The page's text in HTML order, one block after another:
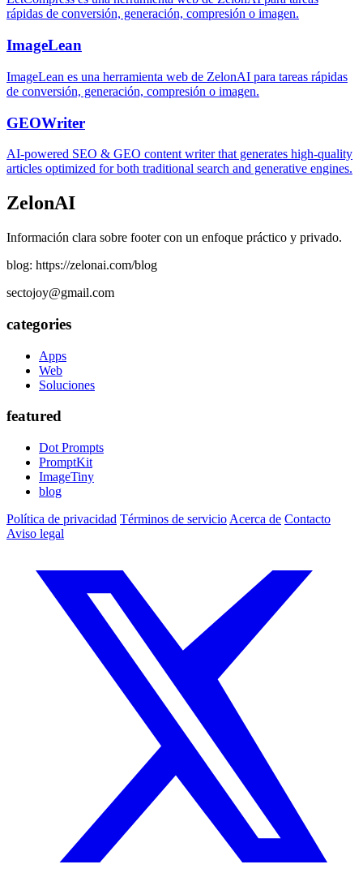
rápidas de conversión, generación, compresión o imagen.
ImageLean
ImageLean es una herramienta web de ZelonAI para tareas rápidas
de conversión, generación, compresión o imagen.
GEOWriter
AI-powered SEO & GEO content writer that generates high-quality
articles optimized for both traditional search and generative engines.
ZelonAI
Información clara sobre footer con un enfoque práctico y privado.
blog: https://zelonai.com/blog
sectojoy@gmail.com
categories
Apps
Web
Soluciones
featured
Dot Prompts
PromptKit
ImageTiny
blog
Política de privacidad Términos de servicio Acerca de Contacto
Aviso legal